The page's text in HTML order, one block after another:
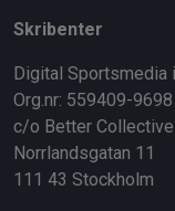
Skribenter
Digital Sportsmedia
Org.nr: 559409-9698
c/o Better Collective
Norrlandsgatan 11
111 43 Stockholm